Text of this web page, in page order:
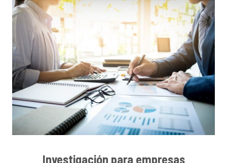
Investigación para empresas